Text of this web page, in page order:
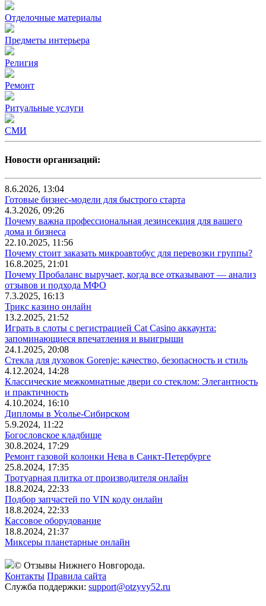
Отделочные материалы
Предметы интерьера
Религия
Ремонт
Ритуальные услуги
СМИ
Новости организаций:
8.6.2026, 13:04
Готовые бизнес-модели для быстрого старта
4.3.2026, 09:26
Почему важна профессиональная дезинсекция для вашего
дома и бизнеса
22.10.2025, 11:56
Почему стоит заказать микроавтобус для перевозки группы?
16.8.2025, 21:01
Почему Пробаланс выручает, когда все отказывают — анализ
отзывов и подхода МФО
7.3.2025, 16:13
Трикс казино онлайн
13.2.2025, 21:52
Играть в слоты с регистрацией Cat Casino аккаунта:
запоминающиеся впечатления и выигрыши
24.1.2025, 20:08
Стекла для духовок Gorenje: качество, безопасность и стиль
4.12.2024, 14:28
Классические межкомнатные двери со стеклом: Элегантность
и практичность
4.10.2024, 16:10
Дипломы в Усолье-Сибирском
5.9.2024, 11:22
Богословское кладбище
30.8.2024, 17:29
Ремонт газовой колонки Нева в Санкт-Петербурге
25.8.2024, 17:35
Тротуарная плитка от производителя онлайн
18.8.2024, 22:33
Подбор запчастей по VIN коду онлайн
18.8.2024, 22:33
Кассовое оборудование
18.8.2024, 21:37
Миксеры планетарные онлайн
© Отзывы Нижнего Новгорода.
Контакты Правила сайта
Служба поддержки: support@otzyvy52.ru